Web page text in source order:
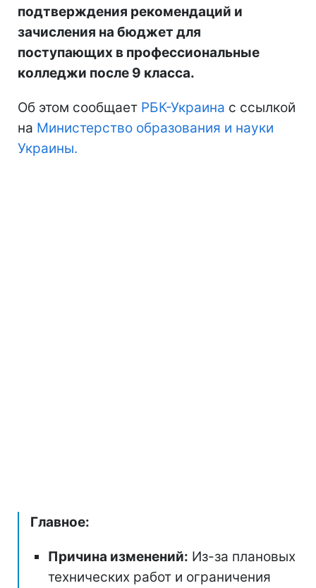
подтверждения рекомендаций и
зачисления на бюджет для
поступающих в профессиональные
колледжи после 9 класса.
Об этом сообщает РБК-Украина с ссылкой
на Министерство образования и науки
Украины.
Главное:
Причина изменений: Из-за плановых
технических работ и ограничения